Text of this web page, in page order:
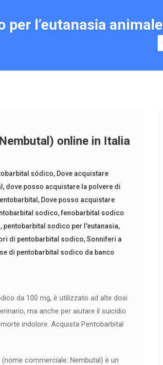
l’eutanasia animale
online in Italia
sódico, Dove acquistare
, dove posso acquistare la polvere di
, Dove posso acquistare
sodico,fenobarbital sodico
, pentobarbital sodico per l'eutanasia,
di pentobarbital sodico,Sonniferi a
di pentobarbital sodico da banco
da 100 mg, è utilizzato ad alte dosi
ma anche per aiutare il suicidio
indolore. Acquista Pentobarbital
commerciale: Nembutal) è un